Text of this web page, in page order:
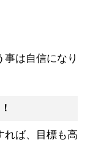
は自信になり
れば、目標も高